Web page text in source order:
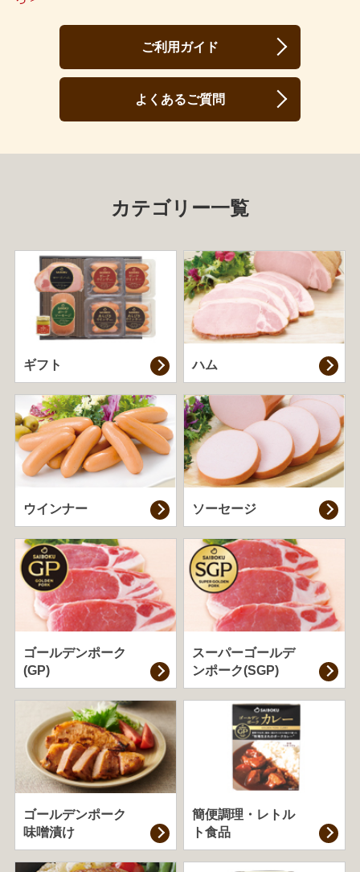
ご利用ガイド
よくあるご質問
カテゴリー一覧
ギフト ハム
ウインナー ソーセージ
ゴールデンポーク
(GP)
スーパーゴールデ
ンポーク(SGP)
ゴールデンポーク
味噌漬け
簡便調理・ レトル
ト食品